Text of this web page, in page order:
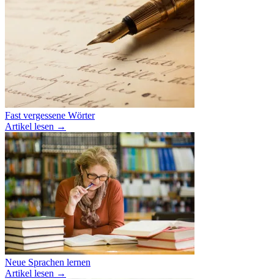
Fast vergessene Wörter
Artikel lesen →
Neue Sprachen lernen
Artikel lesen →